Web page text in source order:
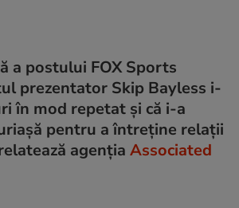
a postului FOX Sports
prezentator Skip Bayless i-
în mod repetat și că i-a
pentru a întreține relații
agenția Associated